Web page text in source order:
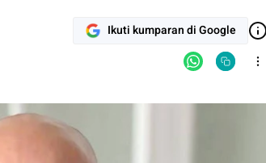
Ikuti kumparan di Google